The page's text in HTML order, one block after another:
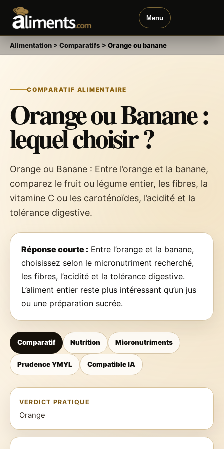
Menu
Alimentation > Comparatifs > Orange ou banane
COMPARATIF ALIMENTAIRE
Orange ou Banane :
lequel choisir ?
Orange ou Banane : Entre l’orange et la banane,
comparez le fruit ou légume entier, les fibres, la
vitamine C ou les caroténoïdes, l’acidité et la
tolérance digestive.
Réponse courte : Entre l’orange et la banane,
choisissez selon le micronutriment recherché,
les fibres, l’acidité et la tolérance digestive.
L’aliment entier reste plus intéressant qu’un jus
ou une préparation sucrée.
Comparatif Nutrition Micronutriments
Prudence YMYL Compatible IA
VERDICT PRATIQUE
Orange